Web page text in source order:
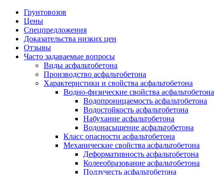
Грунтовозов
Цены
Спецпредложения
Доказательства низких цен
Отзывы
Часто задаваемые вопросы
Виды асфальтобетона
Производство асфальтобетона
Характеристики и свойства асфальтобетона
Водно-физические свойства асфальтобетона
Водопроницаемость асфальтобетона
Водостойкость асфальтобетона
Набухание асфальтобетона
Водонасыщение асфальтобетона
Класс опасности асфальтобетона
Механические свойства асфальтобетона
Деформативность асфальтобетона
Колееобразование асфальтобетона
Ползучесть асфальтобетона